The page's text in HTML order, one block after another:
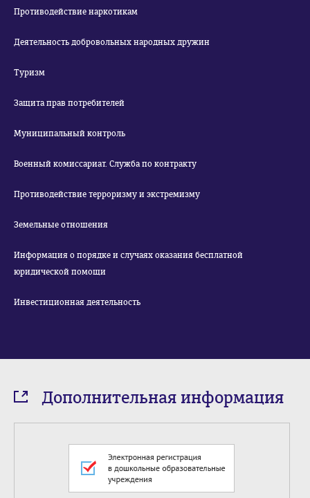
Противодействие наркотикам
Деятельность добровольных народных дружин
Туризм
Защита прав потребителей
Муниципальный контроль
Военный комиссариат. Служба по контракту
Противодействие терроризму и экстремизму
Земельные отношения
Информация о порядке и случаях оказания бесплатной
юридической помощи
Инвестиционная деятельность
Дополнительная информация